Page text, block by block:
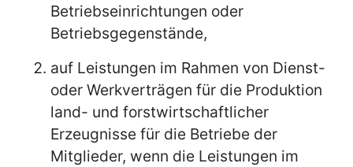
Betriebseinrichtungen oder
Betriebsgegenstände,
auf Leistungen im Rahmen von Dienst-
oder Werkverträgen für die Produktion
land- und forstwirtschaftlicher
Erzeugnisse für die Betriebe der
Mitglieder, wenn die Leistungen im